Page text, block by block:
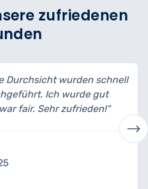
zufriedenen
Durchsicht wurden schnell
Ich wurde gut
fair. Sehr zufrieden!“